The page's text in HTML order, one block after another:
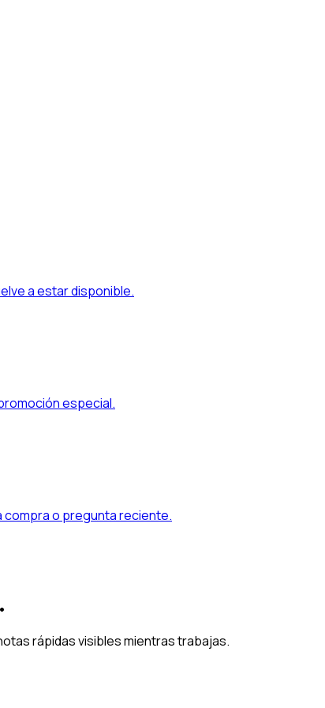
a estar disponible.
especial.
compra o pregunta reciente.
rápidas visibles mientras trabajas.